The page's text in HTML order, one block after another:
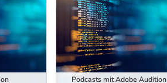
Podcasts mit Adobe Audition